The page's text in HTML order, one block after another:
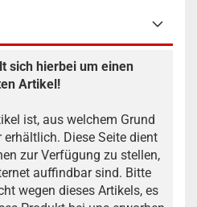
sich hierbei um einen
Artikel!
ist, aus welchem Grund
Diese Seite dient
zur Verfügung zu stellen,
auffindbar sind. Bitte
wegen dieses Artikels, es